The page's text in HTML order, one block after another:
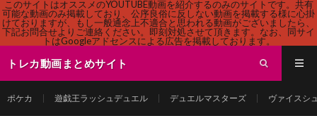
このサイトはオススメのYOUTUBE動画を紹介するのみのサイトです。共有
可能な動画のみ掲載しており、公序良俗に反しない動画を掲載する様に心掛
けておりますが、もし一般通念上不適合と思われる動画がございましたら、
下記お問合せよりご連絡ください。即刻対処させて頂きます。なお、同サイ
トはGoogleアドセンスによる広告を掲載しております。
トレカ動画まとめサイト
ポケカ 遊戯王ラッシュデュエル デュエルマスターズ ヴァイスシ